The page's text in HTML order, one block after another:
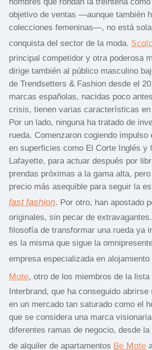
objetivo de ventas —aunque también
colecciones femeninas—, no está
conquista del sector de la moda.
principal competidor y otra poderosa
dirige también al público masculino
de Trendsetters & Fashion desde el
marcas españolas, nacidas poco
crisis, tienen varias características en
Por un lado, ninguna ha tratado de
rueda. Comenzaron cogiendo impulso
en superficies como El Corte Inglés y
Lafayette, para actuar después por
prendas próximas a la gama alta,
precio más asequible para seguir la
fast fashion. Por otro, han apostado
originales, sin pecar de
filosofía de transformar una rueda ya
es la misma que sigue la
empresa especializada en alojamiento
Mate, otro de los miembros de la lista
Interbrand, que ha conseguido abrirse
en un mercado tan saturado como el
que se considera una marca
diferentes ramas de negocio, desde la
de alquiler de apartamentos Be Mate